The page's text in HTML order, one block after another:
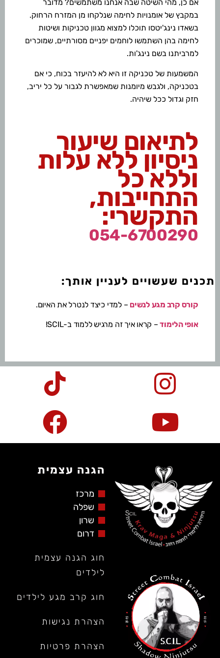
אם כן, מהי השיטה שבה אנחנו משתמשים? מדובר
במקבץ של אומנויות לחימה שנלקחו מן המזרח הרחוק.
בשאדו נינג'יטסו תוכלו למצוא מגוון טכניקות ושיטות
לחימה בהן השתמשו לוחמים יפניים מסורתיים, שמוכרים
למרביתנו בשם נינג'ות.
המשמעות של טכניקה זו היא לא להיעזר בכוח, כי אם
בטכניקה, ולגבש מיומנות שמאפשרת לגבור על כל יריב,
חזק וגדול ככל שיהיה.
לתיאום שיעור
ניסיון ללא עלות
וללא כל
התחייבות,
התקשרי:
054-6700290
תכנים שעשויים לעניין אותך:
קורס קרב מגע לנשים – למדי כיצד לנטרל את האיום.
אופי הלימוד– קראו איך זה מרגיש ללמוד ב-SCIL!
הגנה עצמית
מרכז
שפלה
שרון
דרום
חוג הגנה עצמית
לילדים
חוג קרב מגע לילדים
הצהרת נגישות
הצהרת פרטיות